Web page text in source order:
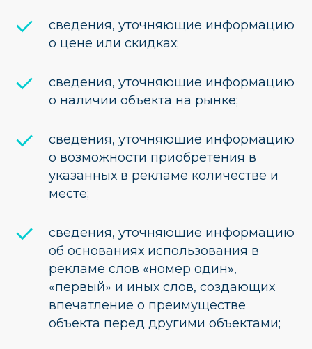
cведения, уточняющие информацию
о цене или скидках;
cведения, уточняющие информацию
о наличии объекта на рынке;
cведения, уточняющие информацию
о возможности приобретения в
указанных в рекламе количестве и
месте;
cведения, уточняющие информацию
об основаниях использования в
рекламе слов «номер один»,
«первый» и иных слов, создающих
впечатление о преимуществе
объекта перед другими объектами;